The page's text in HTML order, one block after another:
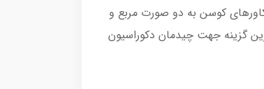
کوسن به دو صورت مربع و
و اقتصادی ترین گزینه جهت چیدمان دکوراسیون